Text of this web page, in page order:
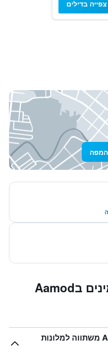
צפייה בדילים
שאלות נפוצות למזמינים בAamod
האם התמחור בAamod Resort משתווה למלונות